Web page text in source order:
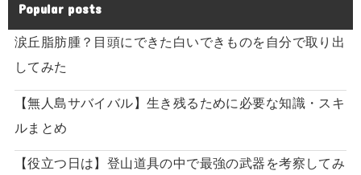
Popular posts
涙丘脂肪腫？目頭にできた白いできものを自分で取り出
してみた
【無人島サバイバル】生き残るために必要な知識・スキ
ルまとめ
【役立つ日は】登山道具の中で最強の武器を考察してみ